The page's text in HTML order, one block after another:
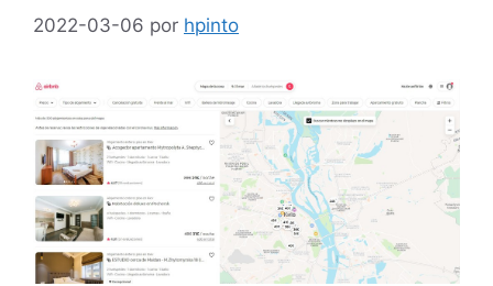
2022-03-06 por hpinto